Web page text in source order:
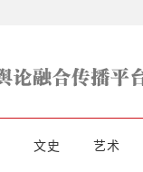
文史 艺术